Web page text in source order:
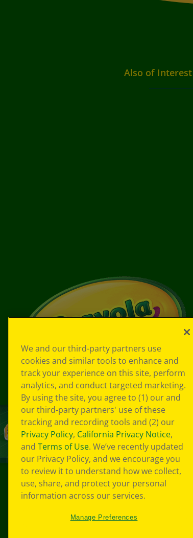
Also of Interest
© 2026 Crayola® Tutti i diritti riservati.
Le tue scelte in materia di privacy
We and our third-party partners use
cookies and similar tools to enhance and
track your experience on this site, perform
analytics, and conduct targeted marketing.
By using the site, you agree to (1) our and
our third-party partners' use of these
tracking and recording tools and (2) our
Privacy Policy, California Privacy Notice,
and Terms of Use. We’ve recently updated
our Privacy Policy, and we encourage you
to review it to understand how we collect,
use, share, and protect your personal
information across our services.
Manage Preferences